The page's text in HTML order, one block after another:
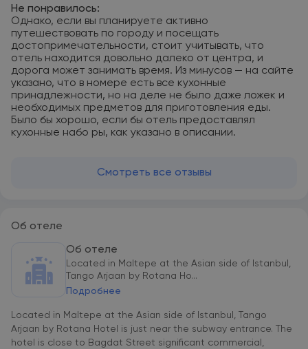
Не понравилось:
Однако, если вы планируете активно
путешествовать по городу и посещать
достопримечательности, стоит учитывать, что
отель находится довольно далеко от центра, и
дорога может занимать время. Из минусов — на сайте
указано, что в номере есть все кухонные
принадлежности, но на деле не было даже ложек и
необходимых предметов для приготовления еды.
Было бы хорошо, если бы отель предоставлял
кухонные набо ры, как указано в описании.
Смотреть все отзывы
Об отеле
Об отеле
Located in Maltepe at the Asian side of Istanbul,
Tango Arjaan by Rotana Ho...
Подробнее
Located in Maltepe at the Asian side of Istanbul, Tango
Arjaan by Rotana Hotel is just near the subway entrance. The
hotel is close to Bagdat Street significant commercial,